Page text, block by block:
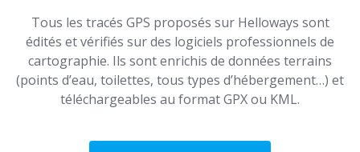
Tous les tracés GPS proposés sur Helloways sont
édités et vérifiés sur des logiciels professionnels de
cartographie. Ils sont enrichis de données terrains
(points d’eau, toilettes, tous types d’hébergement…) et
téléchargeables au format GPX ou KML.